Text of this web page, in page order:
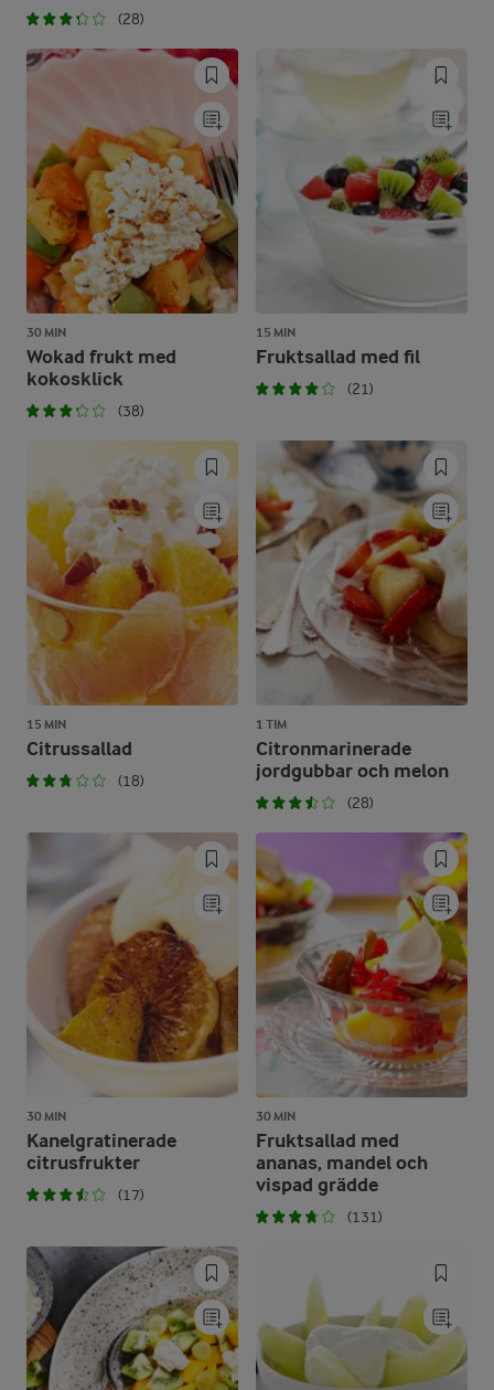
(28)
30 MIN
Wokad frukt med
kokosklick
(38)
15 MIN
Fruktsallad med fil
(21)
15 MIN
Citrussallad
(18)
1 TIM
Citronmarinerade
jordgubbar och melon
(28)
30 MIN
Kanelgratinerade
citrusfrukter
(17)
30 MIN
Fruktsallad med
ananas, mandel och
vispad grädde
(131)